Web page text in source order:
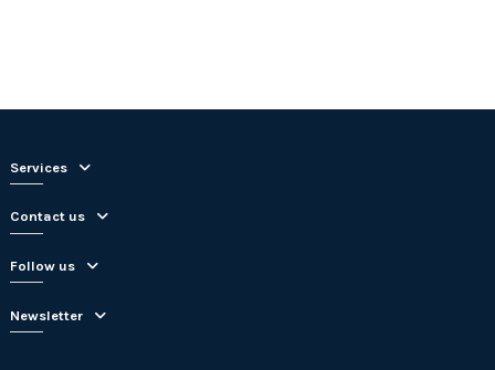
Services
Contact us
Follow us
Newsletter